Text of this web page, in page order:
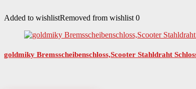
Added to wishlistRemoved from wishlist 0
goldmiky Bremsscheibenschloss,Scooter Stahldraht